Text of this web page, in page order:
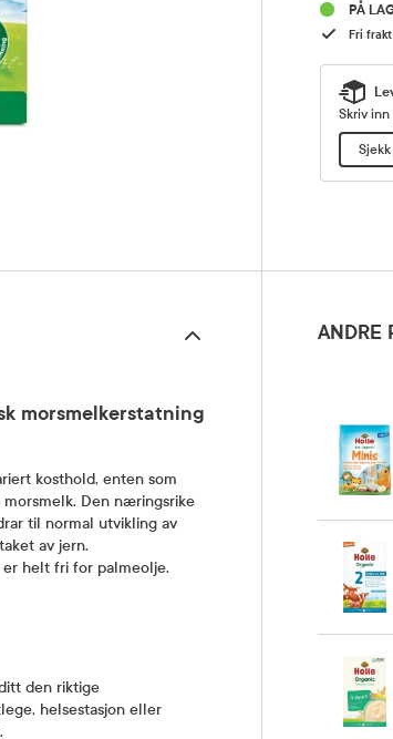
PÅ
Fri
Skriv
morsmelkerstatning
kosthold, enten som
Den næringsrike
til normal utvikling av
av jern.
helt fri for palmeolje.
den riktige
helsestasjon eller
ANDRE